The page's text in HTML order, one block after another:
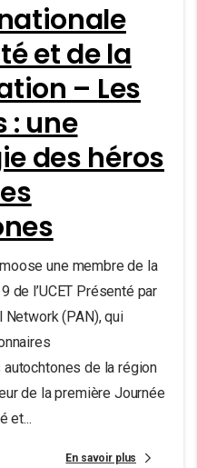
et de la
– Les
: une
des héros
une membre de la
de l’UCET Présenté par
(PAN), qui
de la région
de la première Journée
et...
En savoir plus